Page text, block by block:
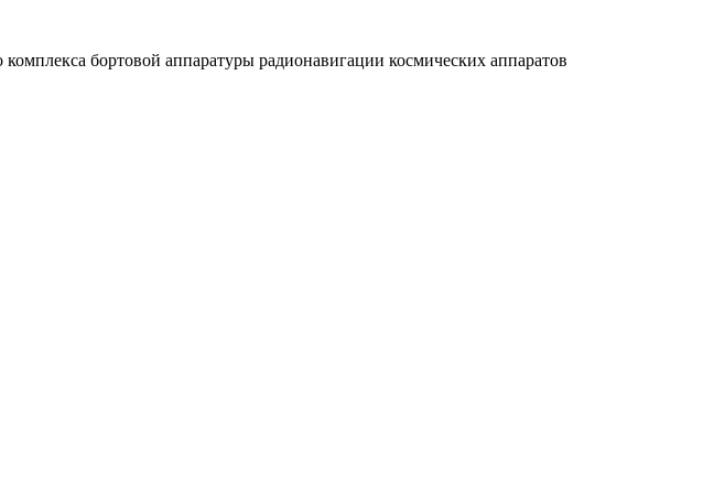
бортовой аппаратуры радионавигации космических аппаратов